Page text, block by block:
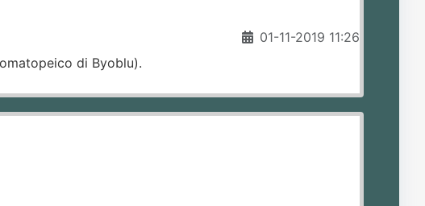
01-11-2019 11:26
di Byoblu).